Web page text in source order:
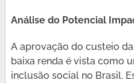
Análise do Potencial
A aprovação do custeio
baixa renda é vista como
inclusão social no Brasil.